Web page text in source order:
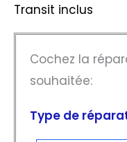
Transit inclus
Cochez la
souhaitée:
Type de